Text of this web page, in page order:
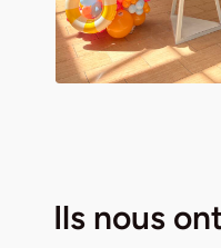
Ils nous